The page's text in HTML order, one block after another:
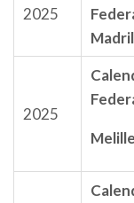
2025
2025